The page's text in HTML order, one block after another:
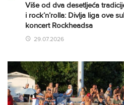
Više od dva desetljeća
i rock’n’rolla: Divlja liga ove
koncert Rockheadsa
29.07.2026